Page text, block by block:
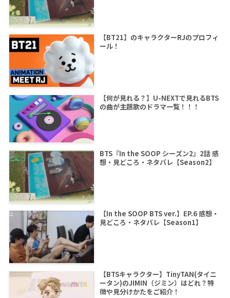
【BT21】のキャラクターRJのプロフィ
ール！
【何が見れる？】U-NEXTで見れるBTS
の曲が主題歌のドラマ一覧！！！
BTS『In the SOOP シーズン2』2話 感
想・見どころ・ネタバレ【Season2】
【In the SOOP BTS ver.】EP.6 感想・
見どころ・ネタバレ【Season1】
【BTSキャラクター】TinyTAN(タイニ
ータン)のJIMIN（ジミン）はどれ？特
徴や見分けかたをご紹介！